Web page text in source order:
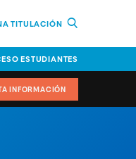
TITULACIÓN
ESTUDIANTES
INFORMACIÓN